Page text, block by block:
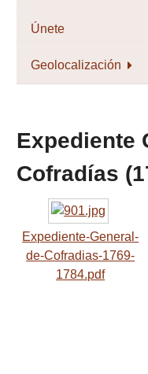
Únete
Geolocalización
Expediente
Cofradías
Expediente-General-
de-Cofradias-1769-
1784.pdf